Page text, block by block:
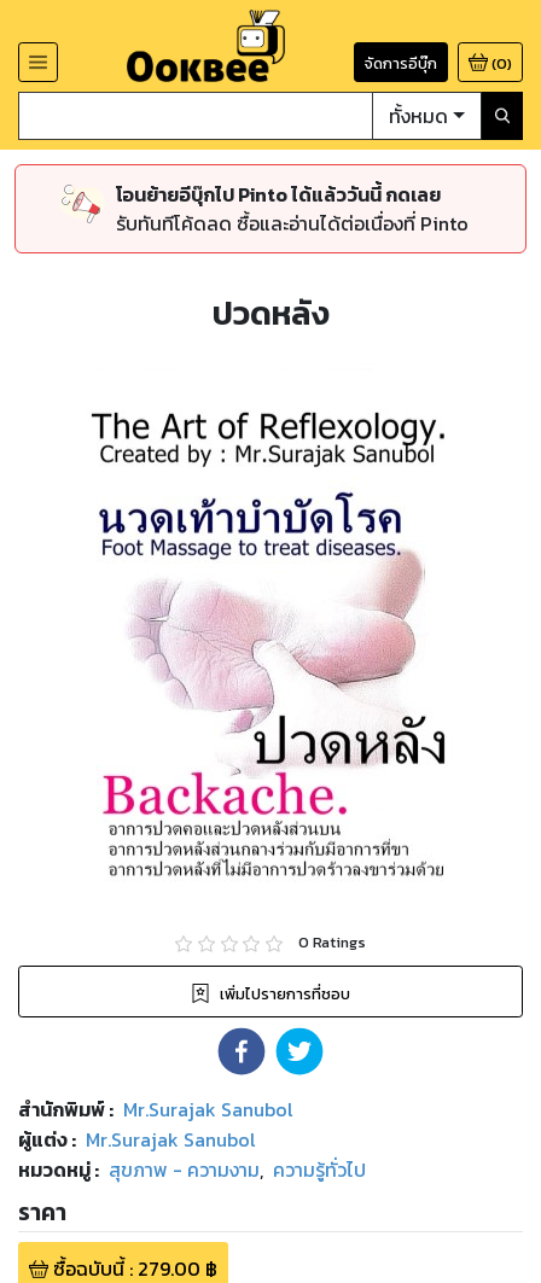
จัดการอีบุ๊ก (0)
ทั้งหมด
โอนย้ายอีบุ๊กไป Pinto ได้แล้ววันนี้ กดเลย
รับทันทีโค้ดลด ซื้อและอ่านได้ต่อเนื่องที่ Pinto
ปวดหลัง
0 Ratings
เพิ่มไปรายการที่ชอบ
สำนักพิมพ์: Mr.Surajak Sanubol
ผู้แต่ง : Mr.Surajak Sanubol
หมวดหมู่: สุขภาพ - ความงาม, ความรู้ทั่วไป
ราคา
ซื้อฉบับนี้: 279.00 ฿